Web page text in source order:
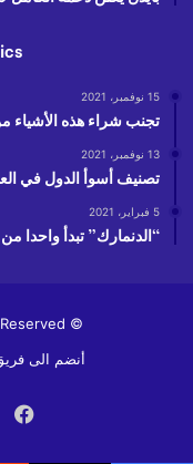
15 نوفمبر، 2021
تجنب شراء هذه الأشياء
13 نوفمبر، 2021
تصنيف أسوأ الدول في
5 فبراير، 2021
“الدنمارك” تبدأ واحدا من أكبر
© Copyright 2026, All Rights Reserved |
أنضم الى